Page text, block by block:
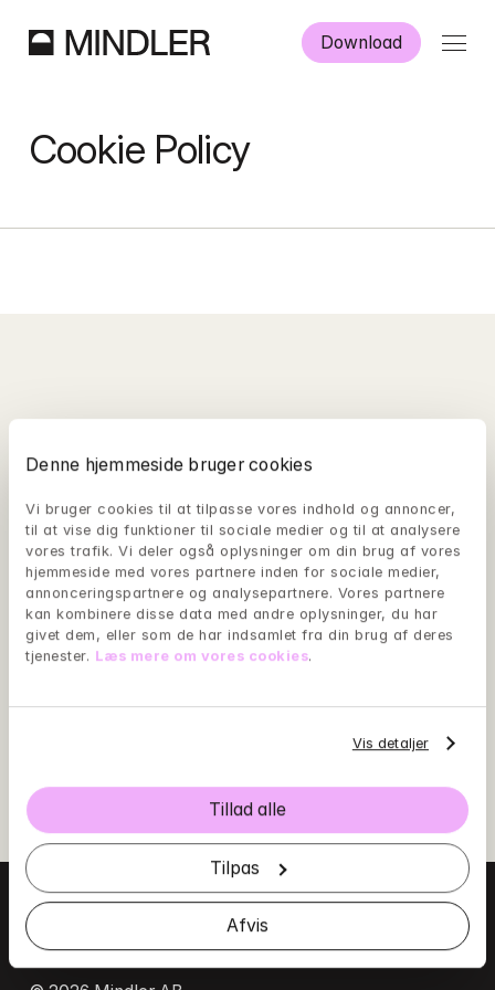
Denne hjemmeside bruger cookies
Vi bruger cookies til at tilpasse vores indhold og annoncer,
til at vise dig funktioner til sociale medier og til at analysere
vores trafik. Vi deler også oplysninger om din brug af vores
hjemmeside med vores partnere inden for sociale medier,
annonceringspartnere og analysepartnere. Vores partnere
kan kombinere disse data med andre oplysninger, du har
givet dem, eller som de har indsamlet fra din brug af deres
tjenester. Læs mere om vores cookies.
Vis detaljer
Tillad alle
Tilpas
Afvis
Download
Arbejd som psykolog
Cookie Policy
Følg linkene for at downloade vores app.